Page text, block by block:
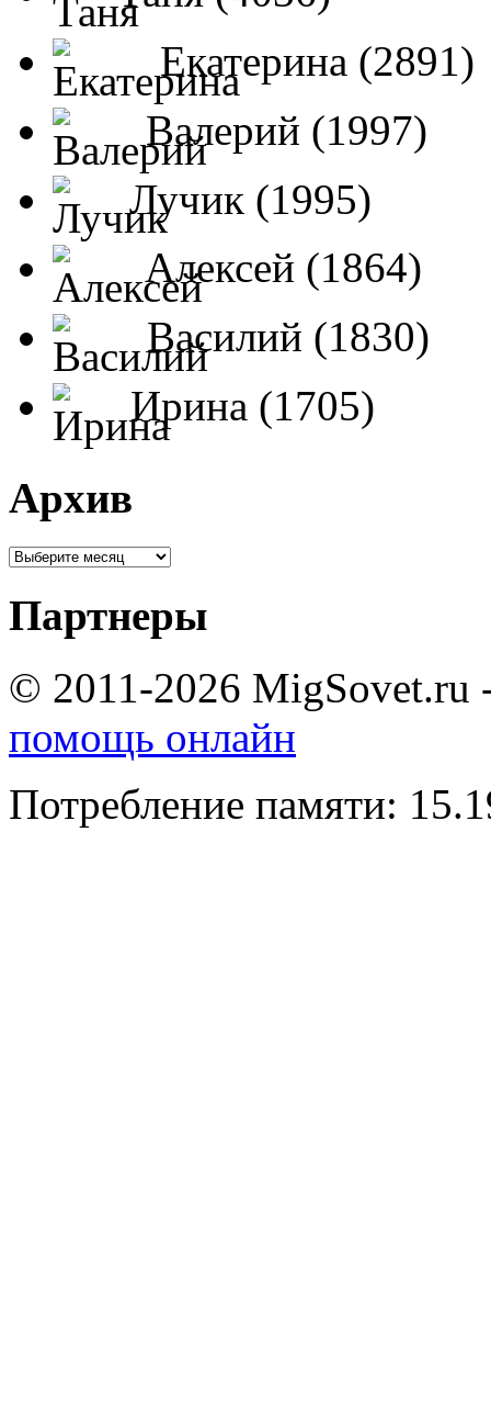
Екатерина (2891)
Валерий (1997)
Лучик (1995)
Алексей (1864)
Василий (1830)
Ирина (1705)
Архив
Партнеры
© 2011-2026 MigSovet.ru
помощь онлайн
Потребление памяти: